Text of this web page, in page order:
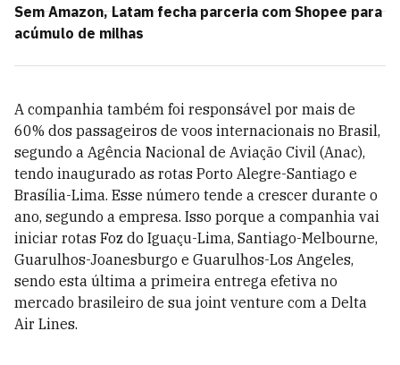
Sem Amazon, Latam fecha parceria com Shopee para
acúmulo de milhas
A companhia também foi responsável por mais de
60% dos passageiros de voos internacionais no Brasil,
segundo a Agência Nacional de Aviação Civil (Anac),
tendo inaugurado as rotas Porto Alegre-Santiago e
Brasília-Lima. Esse número tende a crescer durante o
ano, segundo a empresa. Isso porque a companhia vai
iniciar rotas Foz do Iguaçu-Lima, Santiago-Melbourne,
Guarulhos-Joanesburgo e Guarulhos-Los Angeles,
sendo esta última a primeira entrega efetiva no
mercado brasileiro de sua joint venture com a Delta
Air Lines.